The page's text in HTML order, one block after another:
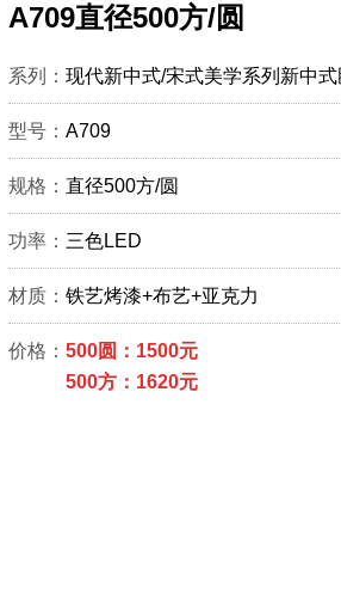
A709直径500方/圆
系列： 现代新中式/宋式美学系列新中
型号： A709
规格： 直径500方/圆
功率： 三色LED
材质： 铁艺烤漆+布艺+亚克力
价格： 500圆：1500元
500方：1620元